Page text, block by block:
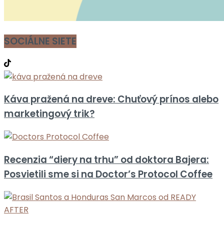
SOCIÁLNE SIETE
Káva pražená na dreve: Chuťový prínos alebo
marketingový trik?
Recenzia “diery na trhu” od doktora Bajera:
Posvietili sme si na Doctor’s Protocol Coffee